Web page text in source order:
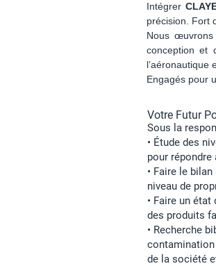
Intégrer
précision. Fort
Nous
conception et
l’aéronautique
Engagés pour
Votre Futur
Sous la
• Étude des
pour répondre
• Faire le
niveau de
• Faire un
des produits
• Recherche
de la société